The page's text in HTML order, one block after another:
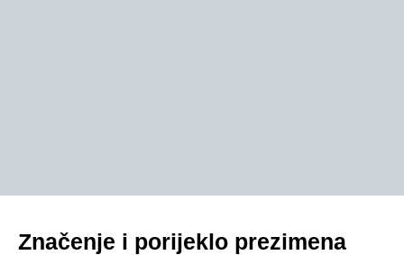
Značenje i porijeklo prezimena